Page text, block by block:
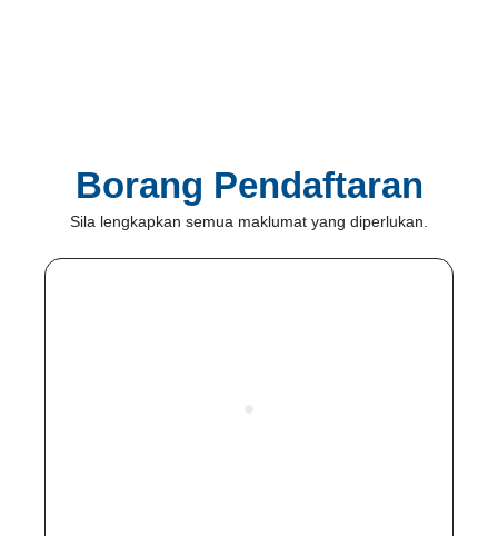
Borang Pendaftaran
Sila lengkapkan semua maklumat yang diperlukan.